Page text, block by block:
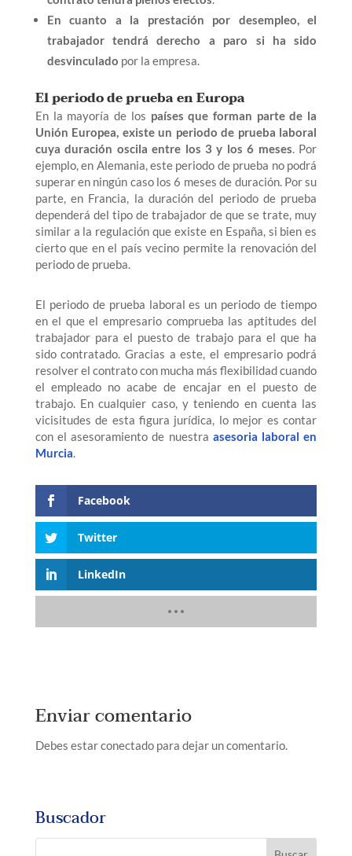
En cuanto a la prestación por desempleo, el
trabajador tendrá derecho a paro si ha sido
desvinculado por la empresa.
El periodo de prueba en Europa
En la mayoría de los países que forman parte de la
Unión Europea, existe un periodo de prueba laboral
cuya duración oscila entre los 3 y los 6 meses. Por
ejemplo, en Alemania, este periodo de prueba no podrá
superar en ningún caso los 6 meses de duración. Por su
parte, en Francia, la duración del periodo de prueba
dependerá del tipo de trabajador de que se trate, muy
similar a la regulación que existe en España, si bien es
cierto que en el país vecino permite la renovación del
periodo de prueba.
El periodo de prueba laboral es un periodo de tiempo
en el que el empresario comprueba las aptitudes del
trabajador para el puesto de trabajo para el que ha
sido contratado. Gracias a este, el empresario podrá
resolver el contrato con mucha más flexibilidad cuando
el empleado no acabe de encajar en el puesto de
trabajo. En cualquier caso, y teniendo en cuenta las
vicisitudes de esta figura jurídica, lo mejor es contar
con el asesoramiento de nuestra asesoria laboral en
Murcia.
Facebook
Twitter
LinkedIn
Enviar comentario
Debes estar conectado para dejar un comentario.
Buscador